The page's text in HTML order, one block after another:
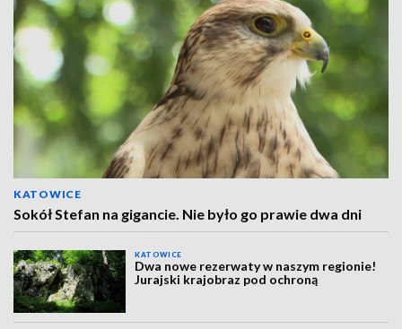
KATOWICE
Sokół Stefan na gigancie. Nie było go prawie dwa dni
KATOWICE
Dwa nowe rezerwaty w naszym regionie!
Jurajski krajobraz pod ochroną